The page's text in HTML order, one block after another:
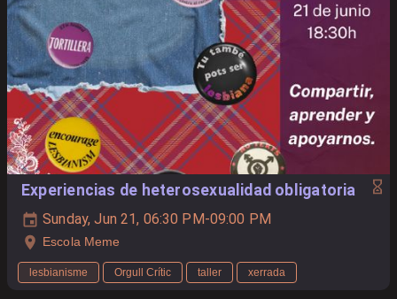
Experiencias de heterosexualidad obligatoria
Sunday, Jun 21, 06:30 PM-09:00 PM
Escola Meme
lesbianisme Orgull Crític taller xerrada